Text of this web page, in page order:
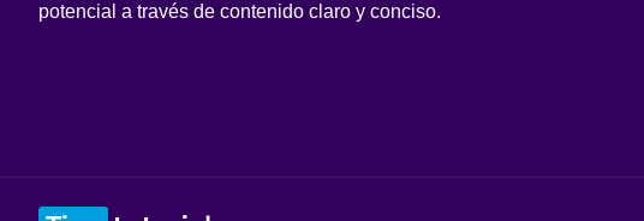
potencial a través de contenido claro y conciso.